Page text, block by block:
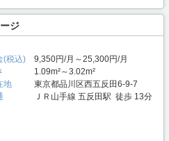
ジ
(税込)
9,350円/月～25,300円/月
1.09m²～3.02m²
地
東京都品川区西五反田6-9-7
ＪＲ山手線 五反田駅 徒歩 13分